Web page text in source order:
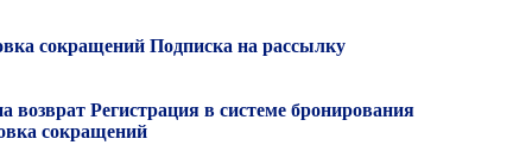
сокращений Подписка на рассылку
возврат Регистрация в системе бронирования
сокращений